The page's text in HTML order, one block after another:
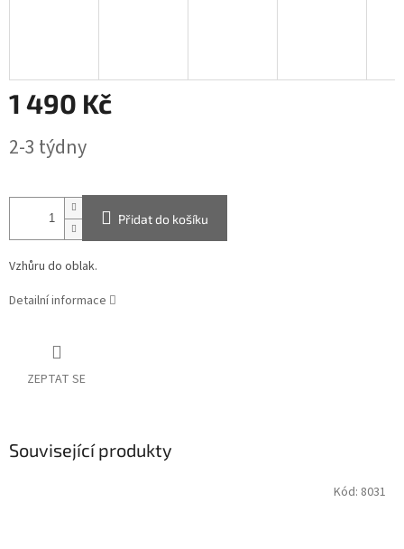
1 490 Kč
cena:
2-3 týdny
Přidat do košíku
Vzhůru do oblak.
Detailní informace
ZEPTAT SE
Související produkty
Kód: 8031